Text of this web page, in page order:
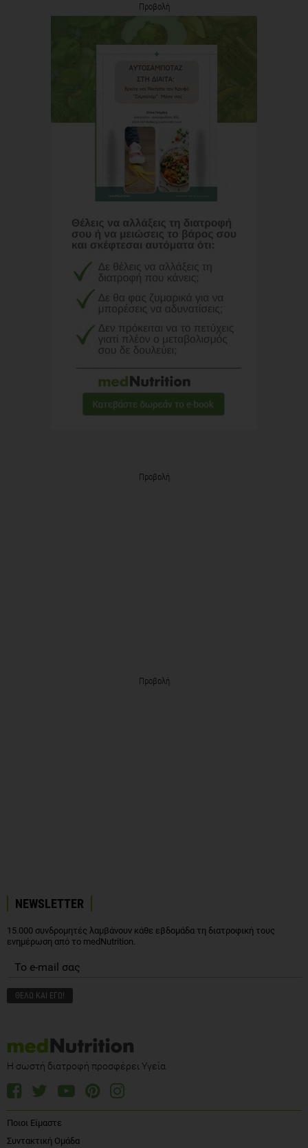
Προβολή
Προβολή
Προβολή
NEWSLETTER
15.000 συνδρομητές λαμβάνουν κάθε εβδομάδα τη διατροφική τους
ενημέρωση από το medNutrition.
Η σωστή διατροφή προσφέρει Υγεία
Ποιοι Είμαστε
Συντακτική Ομάδα